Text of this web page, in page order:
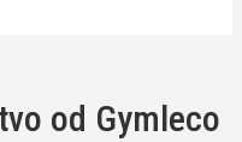
od Gymleco